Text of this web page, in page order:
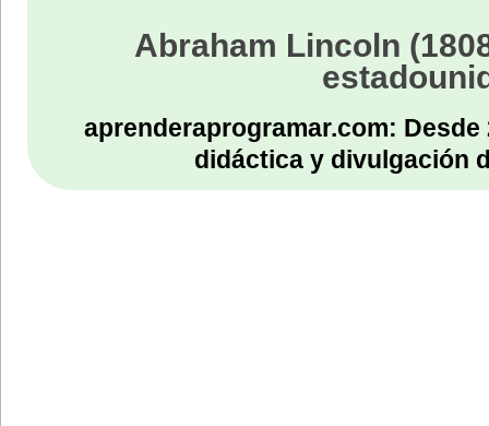
Abraham Lincoln
aprenderaprogramar.com:
didáctica y divulgación